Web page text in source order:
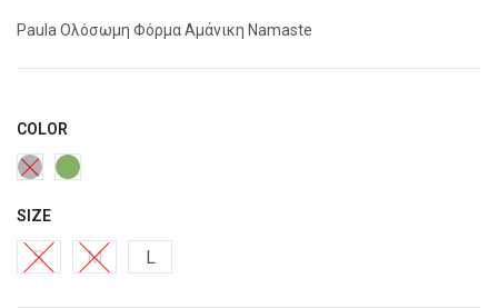
Paula Ολόσωμη Φόρμα Αμάνικη Namaste
COLOR
SIZE
S M L